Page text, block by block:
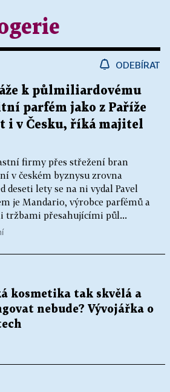
ODEBÍRAT
k půlmiliardovému
parfém jako z Paříže
i v Česku, říká majitel
firmy přes střežení bran
v českém byznysu zrovna
deseti lety se na ni vydal Pavel
je Mandario, výrobce parfémů a
tržbami přesahujícími půl...
kosmetika tak skvělá a
nebude? Vývojářka o